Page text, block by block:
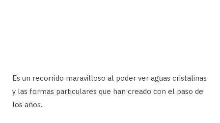
Es un recorrido maravilloso al poder ver aguas cristalinas
y las formas particulares que han creado con el paso de
los años.